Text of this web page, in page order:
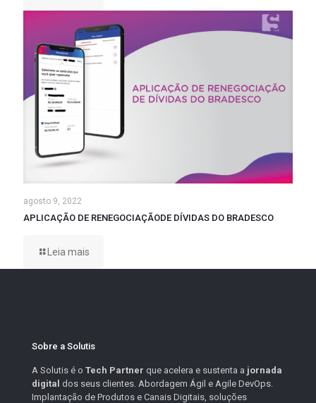
agosto 9, 2022
APLICAÇÃO DE RENEGOCIAÇÃODE DÍVIDAS DO BRADESCO
Leia mais
Sobre a Solutis
A Solutis é o Tech Partner que acelera e sustenta a jornada
digital dos seus clientes. Abordagem Ágil e Agile DevOps.
Implantação de Produtos e Canais Digitais, soluções